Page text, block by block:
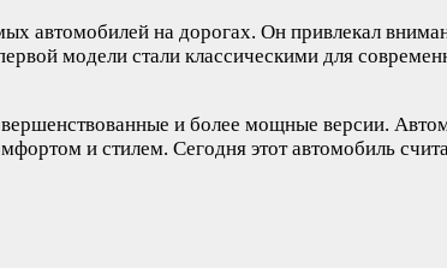
автомобилей на дорогах. Он привлекал
модели стали классическими для
и более мощные версии.
и стилем. Сегодня этот автомобиль